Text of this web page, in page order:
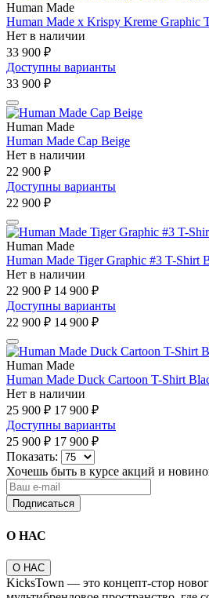
Human Made
Human Made x Krispy Kreme Graphic
Нет в наличии
33 900 ₽
Доступны варианты
33 900 ₽
Human Made
Human Made Cap Beige
Нет в наличии
22 900 ₽
Доступны варианты
22 900 ₽
Human Made
Human Made Tiger Graphic #3 T-Shirt
Нет в наличии
22 900 ₽ 14 900 ₽
Доступны варианты
22 900 ₽ 14 900 ₽
Human Made
Human Made Duck Cartoon T-Shirt
Нет в наличии
25 900 ₽ 17 900 ₽
Доступны варианты
25 900 ₽ 17 900 ₽
Показать:
Хочешь быть в курсе акций и
Подписаться
О НАС
О НАС
KicksTown — это концепт-стор